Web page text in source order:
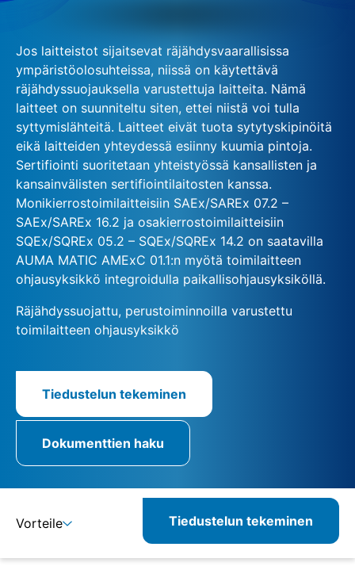
Jos laitteistot sijaitsevat räjähdysvaarallisissa
ympäristöolosuhteissa, niissä on käytettävä
räjähdyssuojauksella varustettuja laitteita. Nämä
laitteet on suunniteltu siten, ettei niistä voi tulla
syttymislähteitä. Laitteet eivät tuota sytytyskipinöitä
eikä laitteiden yhteydessä esiinny kuumia pintoja.
Sertifiointi suoritetaan yhteistyössä kansallisten ja
kansainvälisten sertifiointilaitosten kanssa.
Monikierrostoimilaitteisiin SAEx/SAREx 07.2 –
SAEx/SAREx 16.2 ja osakierrostoimilaitteisiin
SQEx/SQREx 05.2 – SQEx/SQREx 14.2 on saatavilla
AUMA MATIC AMExC 01.1:n myötä toimilaitteen
ohjausyksikkö integroidulla paikallisohjausyksiköllä.
Räjähdyssuojattu, perustoiminnoilla varustettu
toimilaitteen ohjausyksikkö
Tiedustelun tekeminen
Dokumenttien haku
Vorteile Tiedustelun tekeminen